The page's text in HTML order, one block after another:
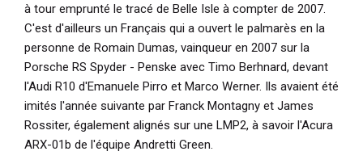
à tour emprunté le tracé de Belle Isle à compter de 2007.
C'est d'ailleurs un Français qui a ouvert le palmarès en la
personne de Romain Dumas, vainqueur en 2007 sur la
Porsche RS Spyder - Penske avec Timo Berhnard, devant
l'Audi R10 d'Emanuele Pirro et Marco Werner. Ils avaient été
imités l'année suivante par Franck Montagny et James
Rossiter, également alignés sur une LMP2, à savoir l'Acura
ARX-01b de l'équipe Andretti Green.